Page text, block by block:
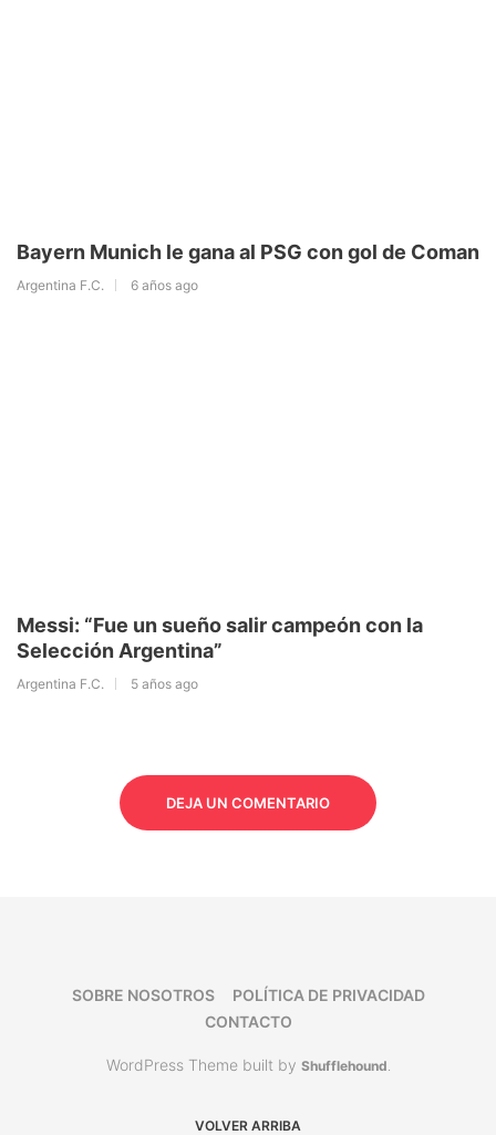
Bayern Munich le gana al PSG con gol de Coman
Argentina F.C. 6 años ago
Messi: “Fue un sueño salir campeón con la
Selección Argentina”
Argentina F.C. 5 años ago
DEJA UN COMENTARIO
SOBRE NOSOTROS
POLÍTICA DE PRIVACIDAD
CONTACTO
WordPress Theme built by Shufflehound
VOLVER ARRIBA